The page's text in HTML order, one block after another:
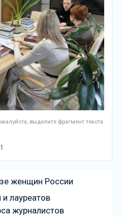
выделите фрагмент текста
женщин России
лауреатов
журналистов